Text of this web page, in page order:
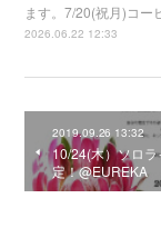
ます。7/20(祝月)コー
2026.06.22 12:33
2019.09.26 13:32
10/24(木）ソロ
定！@EUREKA